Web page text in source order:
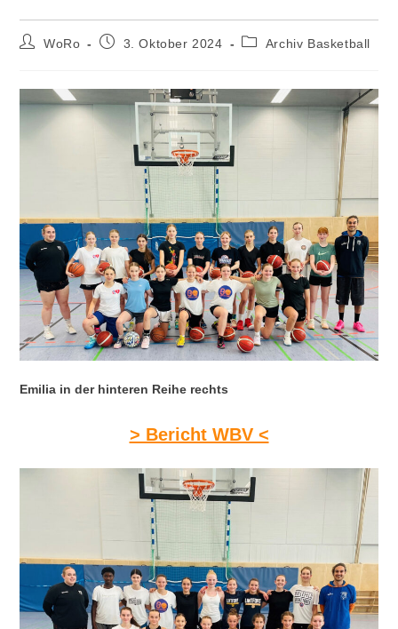
Beitrags-
WoRo
Beitrag3. Oktober 2024
Beitrags-
Archiv Basketball
Emilia in der hinteren Reihe rechts
> Bericht WBV <